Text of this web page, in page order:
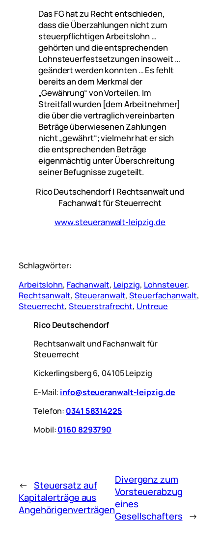
Das FG hat zu Recht entschieden,
dass die Überzahlungen nicht zum
steuerpflichtigen Arbeitslohn …
gehörten und die entsprechenden
Lohnsteuerfestsetzungen insoweit …
geändert werden konnten … Es fehlt
bereits an dem Merkmal der
„Gewährung“ von Vorteilen. Im
Streitfall wurden [dem Arbeitnehmer]
die über die vertraglich vereinbarten
Beträge überwiesenen Zahlungen
nicht „gewährt“; vielmehr hat er sich
die entsprechenden Beträge
eigenmächtig unter Überschreitung
seiner Befugnisse zugeteilt.
Rico Deutschendorf | Rechtsanwalt und
Fachanwalt für Steuerrecht
www.steueranwalt-leipzig.de
Schlagwörter:
Arbeitslohn, Fachanwalt, Leipzig, Lohnsteuer
Rechtsanwalt, Steueranwalt, Steuerfachanwalt
Steuerrecht, Steuerstrafrecht, Untreue
Rico Deutschendorf
Rechtsanwalt und Fachanwalt für
Steuerrecht
Kickerlingsberg 6, 04105 Leipzig
E-Mail: info@steueranwalt-leipzig.de
Telefon: 0341 58314225
Mobil:0160 8293790
← Steuersatz auf
Kapitalerträge aus
Angehörigenverträgen
Divergenz zum
Vorsteuerabzug
eines
Gesellschafters →